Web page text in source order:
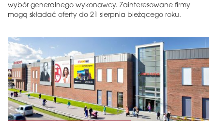
wybór generalnego wykonawcy. Zainteresowane firmy
mogą składać oferty do 21 sierpnia bieżącego roku.